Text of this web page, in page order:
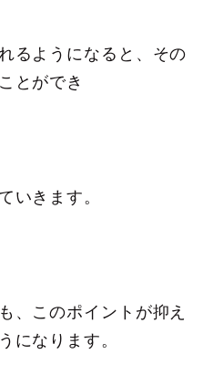
るようになると、その
とができ
いきます。
、このポイントが抑え
になります。